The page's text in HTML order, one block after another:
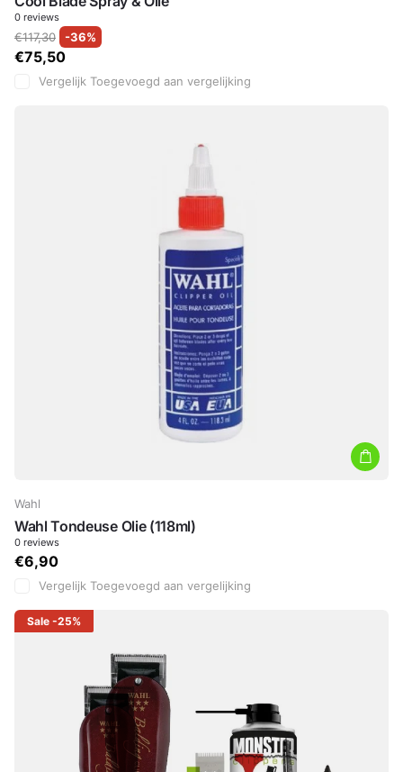
0 reviews
€117,30 -36%
€75,50
Vergelijk Toegevoegd aan vergelijking
Wahl
Wahl Tondeuse Olie (118ml)
0 reviews
€6,90
Vergelijk Toegevoegd aan vergelijking
Sale -25%